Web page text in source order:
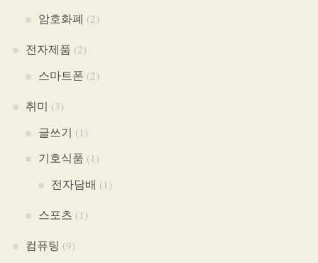
암호화폐 (2)
전자제품 (2)
스마트폰 (2)
취미 (3)
글쓰기 (1)
기호식품 (1)
전자담배 (1)
스포츠 (1)
컴퓨팅 (9)